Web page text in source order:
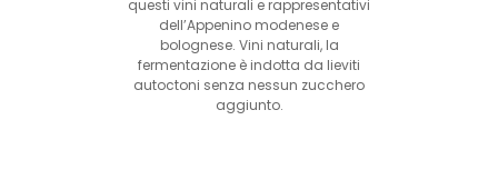
questi vini naturali e rappresentativi
dell’Appenino modenese e
bolognese. Vini naturali, la
fermentazione è indotta da lieviti
autoctoni senza nessun zucchero
aggiunto.